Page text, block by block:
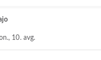
10. avg.